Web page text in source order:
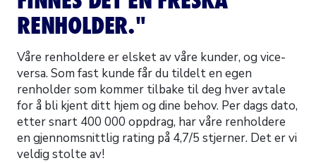
RENHOLDER."
Våre renholdere er elsket av våre kunder, og vice-
versa. Som fast kunde får du tildelt en egen
renholder som kommer tilbake til deg hver avtale
for å bli kjent ditt hjem og dine behov. Per dags dato,
etter snart 400 000 oppdrag, har våre renholdere
en gjennomsnittlig rating på 4,7/5 stjerner. Det er vi
veldig stolte av!